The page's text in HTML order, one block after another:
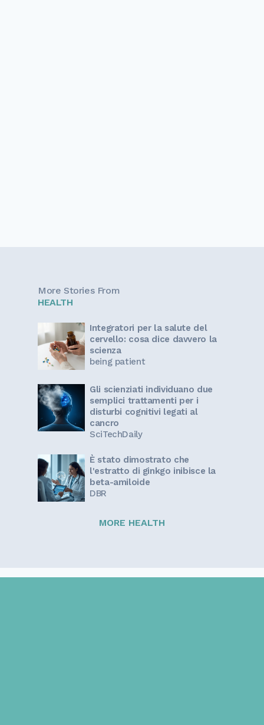
More Stories From
HEALTH
Integratori per la salute del
cervello: cosa dice davvero la
scienza
being patient
Gli scienziati individuano due
semplici trattamenti per i
disturbi cognitivi legati al
cancro
SciTechDaily
È stato dimostrato che
l'estratto di ginkgo inibisce la
beta-amiloide
DBR
MORE HEALTH